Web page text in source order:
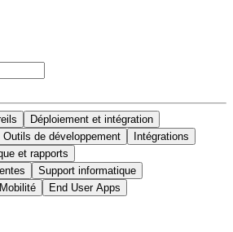
Déploiement et intégration
Outils de développement
Intégrations
et rapports
Support informatique
Mobilité End User Apps